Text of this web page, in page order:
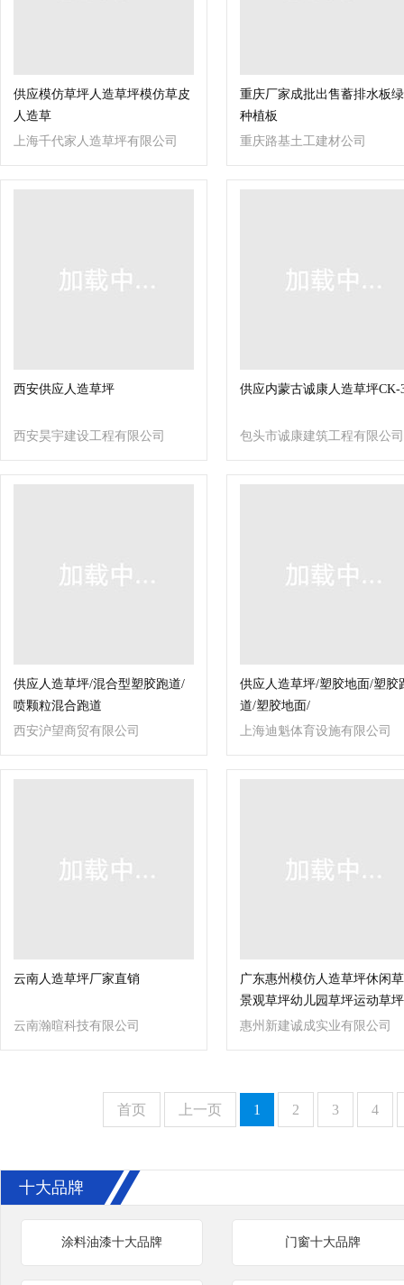
供应模仿草坪人造草坪模仿草皮
人造草
上海千代家人造草坪有限公司
重庆厂家成批出售蓄排水板
种植板
重庆路基土工建材公司
西安供应人造草坪
西安昊宇建设工程有限公司
供应内蒙古诚康人造草坪CK-
包头市诚康建筑工程有限公司
供应人造草坪/混合型塑胶跑道/
喷颗粒混合跑道
西安沪望商贸有限公司
供应人造草坪/塑胶地面/塑胶
道/塑胶地面/
上海迪魁体育设施有限公司
云南人造草坪厂家直销
云南瀚暄科技有限公司
广东惠州模仿人造草坪休闲
景观草坪幼儿园草坪运动草坪
惠州新建诚成实业有限公司
首页 上一页 1 2 3 4
十大品牌
涂料油漆十大品牌 门窗十大品牌